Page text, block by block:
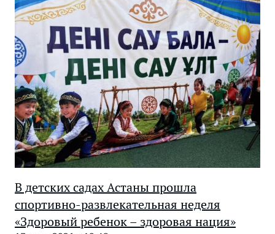
В детских садах Астаны прошла
спортивно-развлекательная неделя
«Здоровый ребенок – здоровая нация»